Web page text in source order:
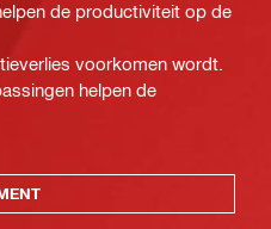
de productiviteit op de
voorkomen wordt.
helpen de